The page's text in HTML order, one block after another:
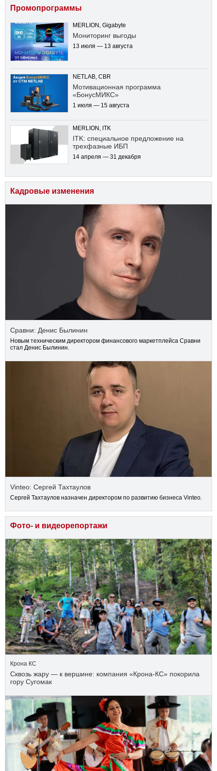
Промопрограммы
MERLION, Gigabyte
Мониторинг выгоды
13 июля — 13 августа
NETLAB, CBR
Мотивационная программа
«БонусМИКС»
1 июля — 15 августа
MERLION, ITK
ITK: специальное предложение на
трехфазные ИБП
14 апреля — 31 декабря
Кадровые изменения
Сравни: Денис Былинин
Новым техническим директором финансового маркетплейса Сравни
стал Денис Былинин.
Vinteo: Сергей Тахтаулов
Сергей Тахтаулов назначен директором по развитию бизнеса Vinteo.
Фото- и видеорепортажи
Крона КС
Сквозь жару — к вершине: компания «Крона‑КС» покорила
гору Сугомак